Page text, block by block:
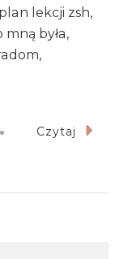
lekcji zsh,
była,
Czytaj